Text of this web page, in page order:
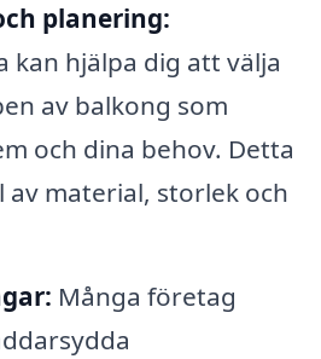
planering:
kan hjälpa dig att välja
av balkong som
och dina behov. Detta
av material, storlek och
Många företag